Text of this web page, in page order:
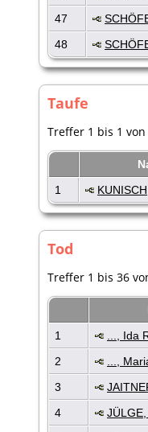
47
48
Taufe
Treffer 1 bis 1 von
1
Tod
Treffer 1 bis 36
1
..., Ida
2
...,
3
4